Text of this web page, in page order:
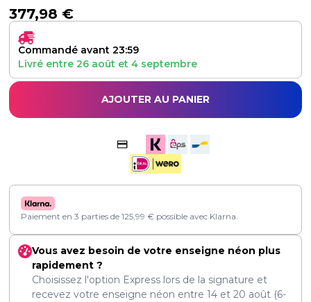
377,98 €
Commandé avant 23:59
Livré entre 26 août et 4 septembre
AJOUTER AU PANIER
Paiement en 3 parties de 125,99 € possible avec Klarna.
Vous avez besoin de votre enseigne néon plus
rapidement ?
Choisissez l'option Express lors de la signature et
recevez votre enseigne néon entre 14 et 20 août (6-